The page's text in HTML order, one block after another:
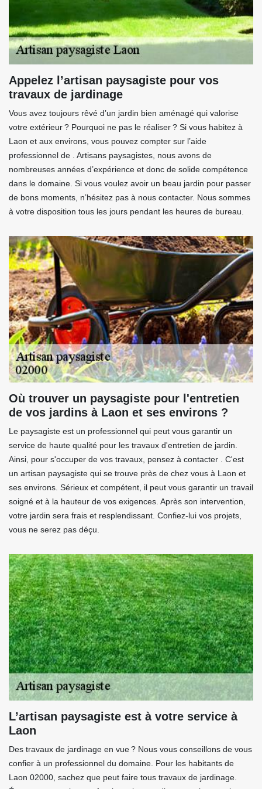
Appelez l’artisan paysagiste pour vos
travaux de jardinage
Vous avez toujours rêvé d’un jardin bien aménagé qui valorise
votre extérieur ? Pourquoi ne pas le réaliser ? Si vous habitez à
Laon et aux environs, vous pouvez compter sur l’aide
professionnel de . Artisans paysagistes, nous avons de
nombreuses années d’expérience et donc de solide compétence
dans le domaine. Si vous voulez avoir un beau jardin pour passer
de bons moments, n’hésitez pas à nous contacter. Nous sommes
à votre disposition tous les jours pendant les heures de bureau.
Où trouver un paysagiste pour l'entretien
de vos jardins à Laon et ses environs ?
Le paysagiste est un professionnel qui peut vous garantir un
service de haute qualité pour les travaux d'entretien de jardin.
Ainsi, pour s'occuper de vos travaux, pensez à contacter . C'est
un artisan paysagiste qui se trouve près de chez vous à Laon et
ses environs. Sérieux et compétent, il peut vous garantir un travail
soigné et à la hauteur de vos exigences. Après son intervention,
votre jardin sera frais et resplendissant. Confiez-lui vos projets,
vous ne serez pas déçu.
L’artisan paysagiste est à votre service à
Laon
Des travaux de jardinage en vue ? Nous vous conseillons de vous
confier à un professionnel du domaine. Pour les habitants de
Laon 02000, sachez que peut faire tous travaux de jardinage.